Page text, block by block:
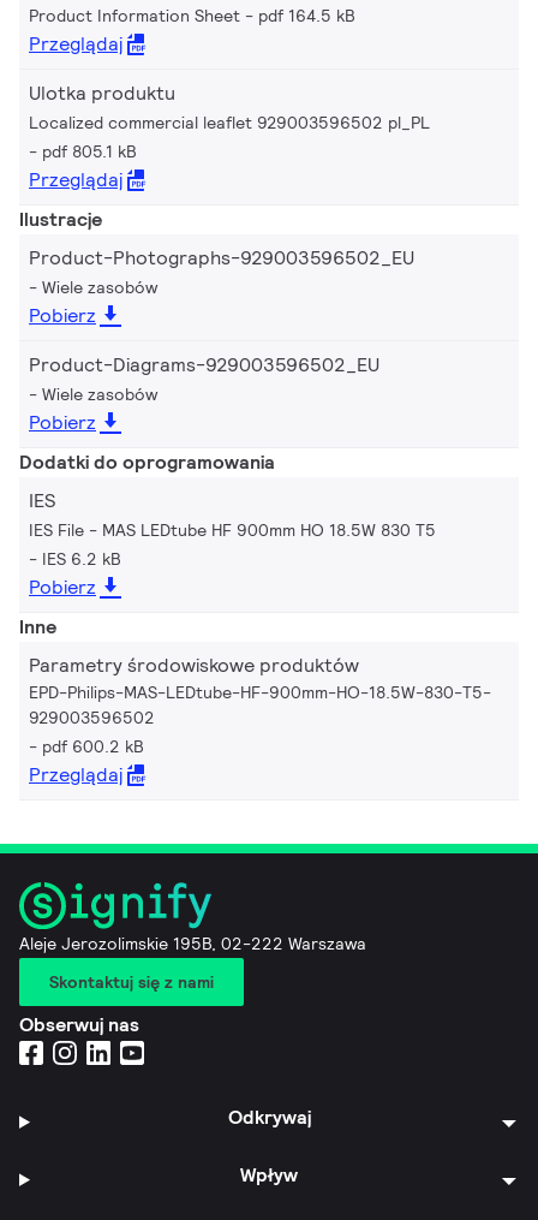
Product Information Sheet pdf 164.5 kB
Przeglądaj
Ulotka produktu
Localized commercial leaflet 929003596502 pl_PL
pdf 805.1 kB
Przeglądaj
Ilustracje
Product-Photographs-929003596502_EU
Wiele zasobów
Pobierz
Product-Diagrams-929003596502_EU
Wiele zasobów
Pobierz
Dodatki do oprogramowania
IES
IES File - MAS LEDtube HF 900mm HO 18.5W 830 T5
IES 6.2 kB
Pobierz
Inne
Parametry środowiskowe produktów
EPD-Philips-MAS-LEDtube-HF-900mm-HO-18.5W-830-T5-
929003596502
pdf 600.2 kB
Przeglądaj
Aleje Jerozolimskie 195B, 02-222 Warszawa
Skontaktuj się z nami
Obserwuj nas
Odkrywaj
Wpływ